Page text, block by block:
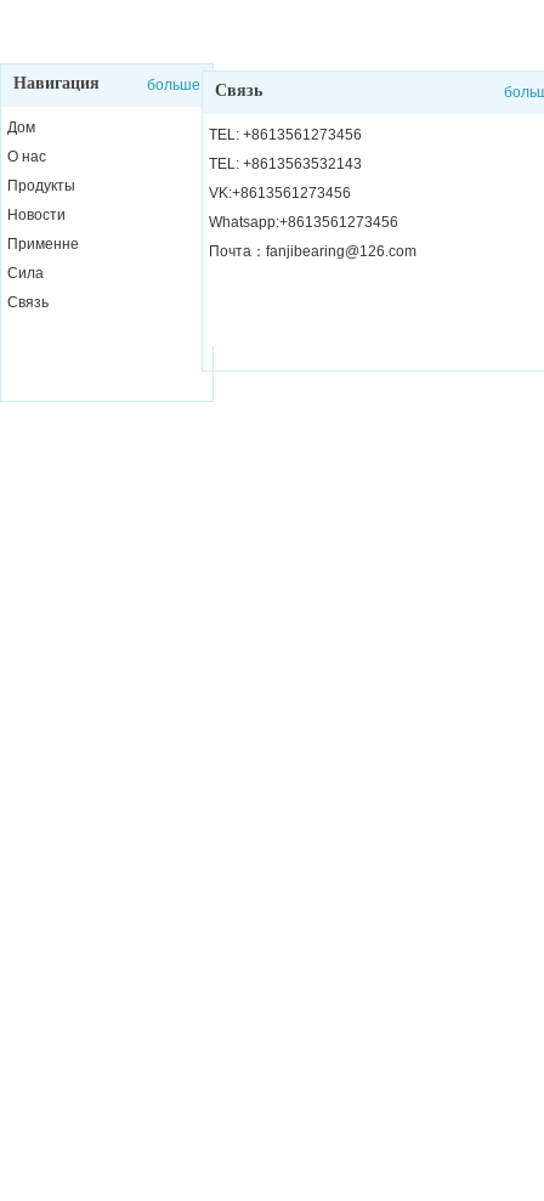
Навигация больше
Дом
О нас
Продукты
Новости
Применне
Сила
Связь
Связь
TEL: +8613561273456
TEL: +8613563532143
VK:+8613561273456
Whatsapp:+8613561273456
Почта：fanjibearing@126.com